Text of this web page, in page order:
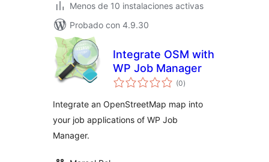
Menos de 10 instalaciones activas
Probado con 4.9.30
Integrate OSM with
WP Job Manager
(0valoraciones
en
)
Integrate an OpenStreetMap map into
your job applications of WP Job
Manager.